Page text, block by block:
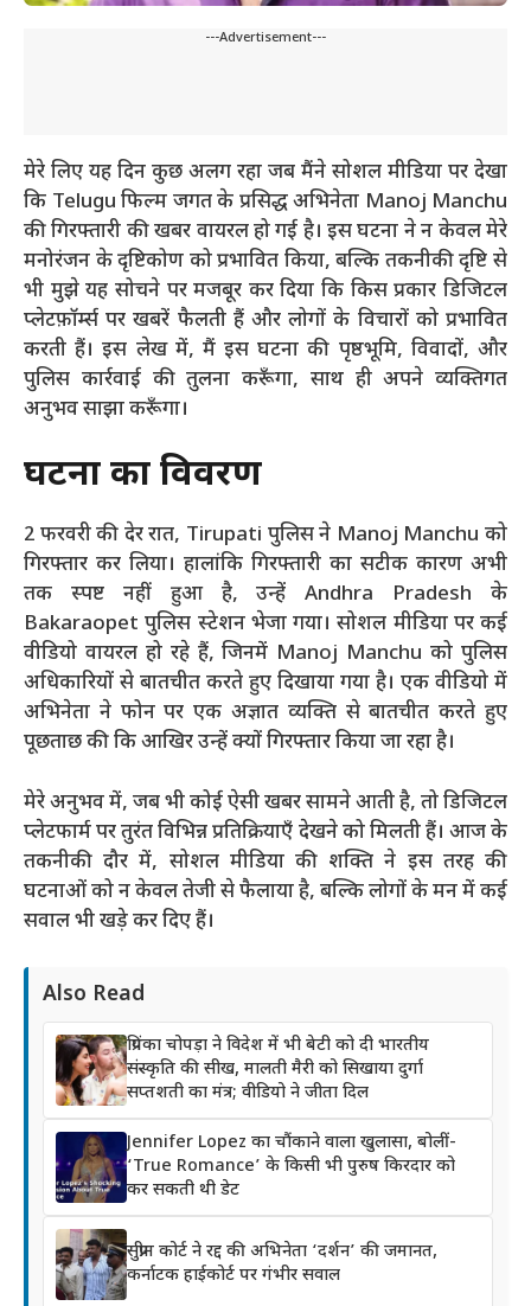
---Advertisement---
मेरे लिए यह दिन कुछ अलग रहा जब मैंने सोशल मीडिया पर देखा
कि Telugu फिल्म जगत के प्रसिद्ध अभिनेता Manoj Manchu
की गिरफ्तारी की खबर वायरल हो गई है। इस घटना ने न केवल मेरे
मनोरंजन के दृष्टिकोण को प्रभावित किया, बल्कि तकनीकी दृष्टि से
भी मुझे यह सोचने पर मजबूर कर दिया कि किस प्रकार डिजिटल
प्लेटफ़ॉर्म्स पर खबरें फैलती हैं और लोगों के विचारों को प्रभावित
करती हैं। इस लेख में, मैं इस घटना की पृष्ठभूमि, विवादों, और
पुलिस कार्रवाई की तुलना करूँगा, साथ ही अपने व्यक्तिगत
अनुभव साझा करूँगा।
घटना का विवरण
2 फरवरी की देर रात, Tirupati पुलिस ने Manoj Manchu को
गिरफ्तार कर लिया। हालांकि गिरफ्तारी का सटीक कारण अभी
तक स्पष्ट नहीं हुआ है, उन्हें Andhra Pradesh के
Bakaraopet पुलिस स्टेशन भेजा गया। सोशल मीडिया पर कई
वीडियो वायरल हो रहे हैं, जिनमें Manoj Manchu को पुलिस
अधिकारियों से बातचीत करते हुए दिखाया गया है। एक वीडियो में
अभिनेता ने फोन पर एक अज्ञात व्यक्ति से बातचीत करते हुए
पूछताछ की कि आखिर उन्हें क्यों गिरफ्तार किया जा रहा है।
मेरे अनुभव में, जब भी कोई ऐसी खबर सामने आती है, तो डिजिटल
प्लेटफार्म पर तुरंत विभिन्न प्रतिक्रियाएँ देखने को मिलती हैं। आज के
तकनीकी दौर में, सोशल मीडिया की शक्ति ने इस तरह की
घटनाओं को न केवल तेजी से फैलाया है, बल्कि लोगों के मन में कई
सवाल भी खड़े कर दिए हैं।
Also Read
प्रियंका चोपड़ा ने विदेश में भी बेटी को दी भारतीय
संस्कृति की सीख, मालती मैरी को सिखाया दुर्गा
सप्तशती का मंत्र; वीडियो ने जीता दिल
Jennifer Lopez का चौंकाने वाला खुलासा, बोलीं-
‘True Romance’ के किसी भी पुरुष किरदार को
कर सकती थी डेट
सुप्रीम कोर्ट ने रद्द की अभिनेता ‘दर्शन’ की जमानत,
कर्नाटक हाईकोर्ट पर गंभीर सवाल